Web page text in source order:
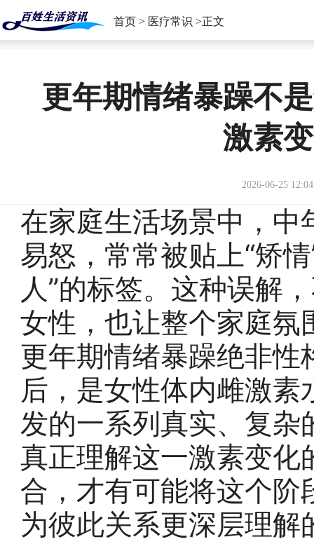
首页 > 医疗常识 >正文
更年期情绪暴躁不
激素
2026-06-25
在家庭生活场景中，
易怒，常常被贴上“矫
人”的标签。这种误解
女性，也让整个家庭
更年期情绪暴躁绝非
后，是女性体内雌激
发的一系列真实、复
真正理解这一激素变
合，才有可能将这个
为彼此关系更深层理解